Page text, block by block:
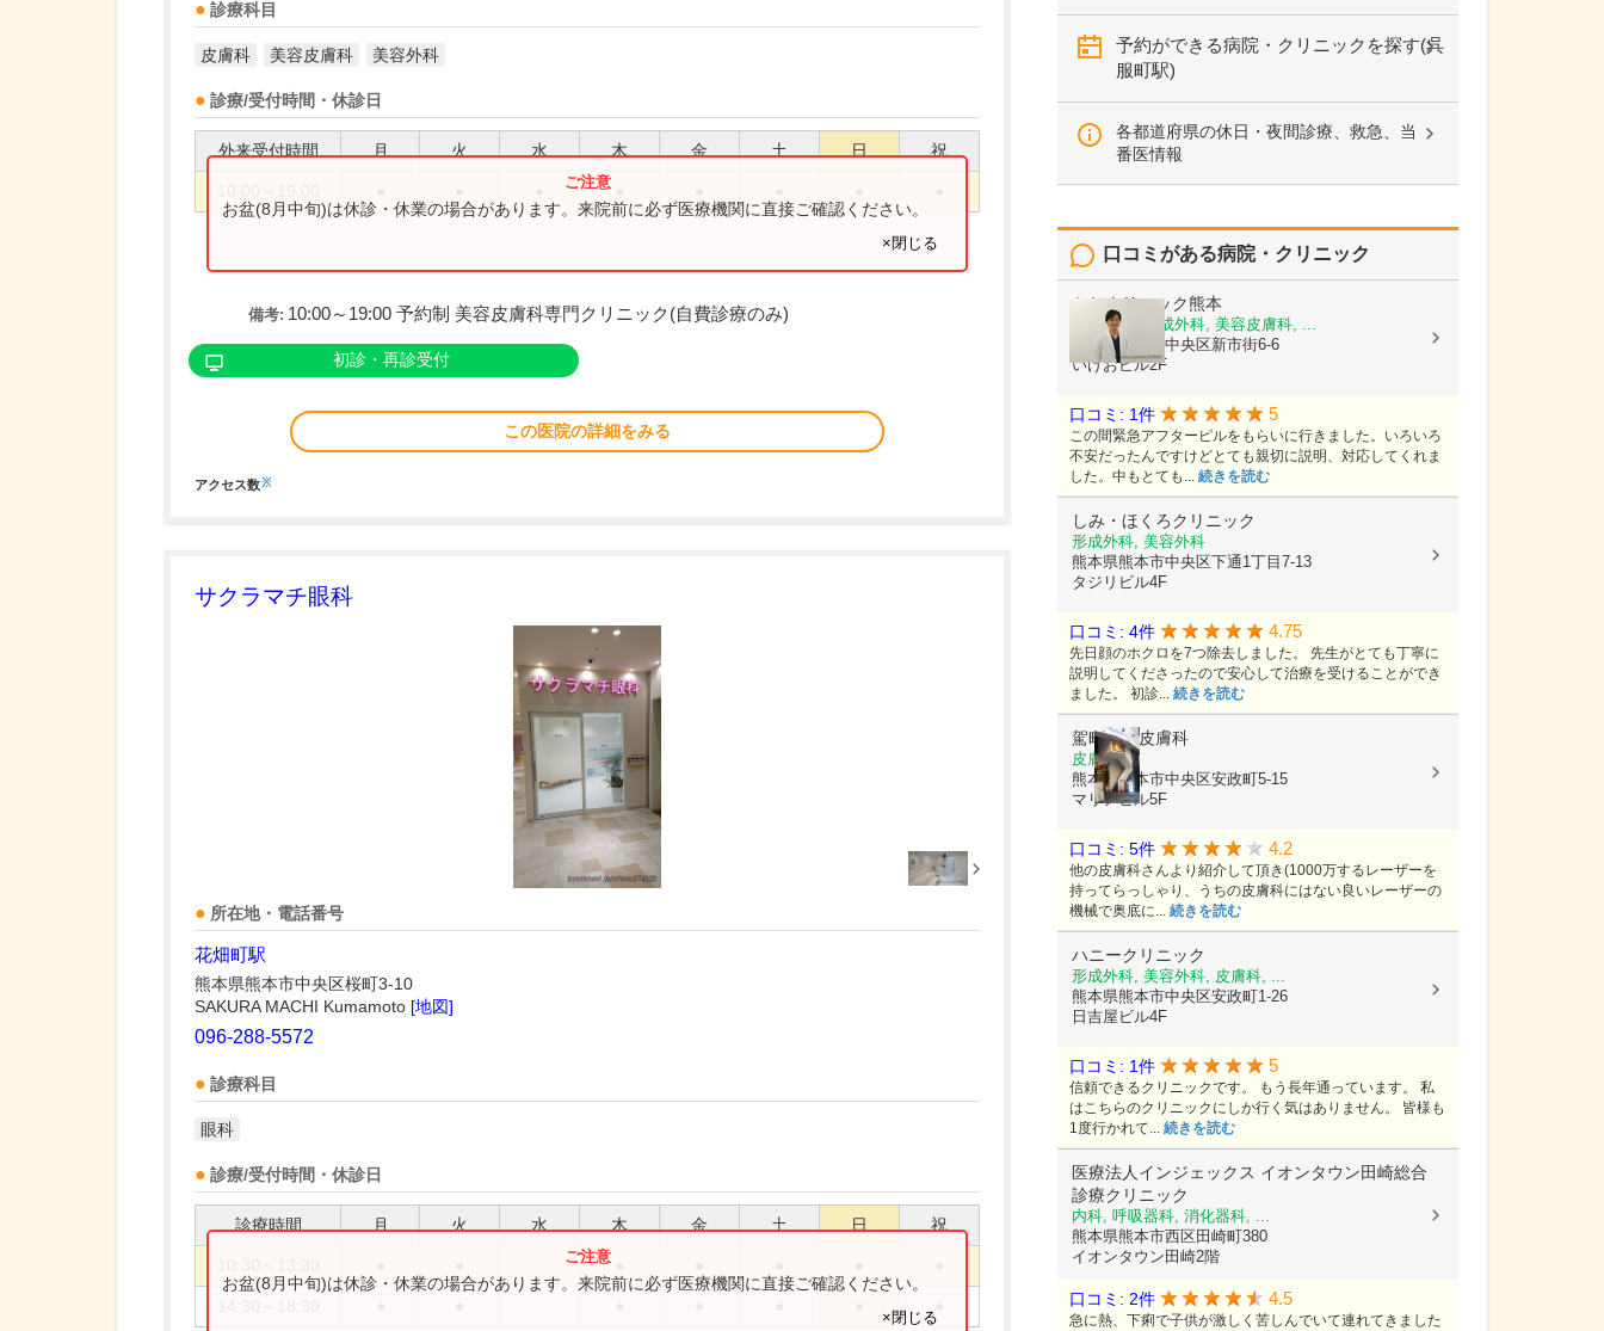
診療科目
皮膚科 美容皮膚科 美容外科
診療/受付時間・休診日
外来受付時間 月 火 水 木 金 土 日 祝
お盆(8月中旬)は休診・休業の場合があります。来院前に必ず医療機関に直接ご確認ください。
×閉じる
備考: 10:00～19:00 予約制 美容皮膚科専門クリニック(自費診療のみ)
初診・再診受付
この医院の詳細をみる
アクセス数※
サクラマチ眼科
所在地・電話番号
花畑町駅
熊本県熊本市中央区桜町3-10
SAKURA MACHI Kumamoto [地図]
096-288-5572
診療科目
眼科
診療/受付時間・休診日
診療時間 月 火 水 木 金 土 日 祝
お盆(8月中旬)は休診・休業の場合があります。来院前に必ず医療機関に直接ご確認ください。
×閉じる
予約ができる病院・クリニックを探す(呉
服町駅)
各都道府県の休日・夜間診療、救急、当
番医情報
口コミがある病院・クリニック
かじクリニック熊本
美容外科, 形成外科, 美容皮膚科, ...
熊本県熊本市中央区新市街6-6
いけおビル2F
口コミ: 1件 5
この間緊急アフターピルをもらいに行きました。いろいろ
不安だったんですけどとても親切に説明、対応してくれま
した。中もとても... 続きを読む
しみ・ほくろクリニック
形成外科, 美容外科
熊本県熊本市中央区下通1丁目7-13
タジリビル4F
口コミ: 4件 4.75
先日顔のホクロを7つ除去しました。 先生がとても丁寧に
説明してくださったので安心して治療を受けることができ
ました。 初診... 続きを読む
駕町太田皮膚科
皮膚科
熊本県熊本市中央区安政町5-15
マリアビル5F
口コミ: 5件 4.2
他の皮膚科さんより紹介して頂き(1000万するレーザーを
持ってらっしゃり、うちの皮膚科にはない良いレーザーの
機械で奥底に... 続きを読む
ハニークリニック
形成外科, 美容外科, 皮膚科, ...
熊本県熊本市中央区安政町1-26
日吉屋ビル4F
口コミ: 1件 5
信頼できるクリニックです。 もう長年通っています。 私
はこちらのクリニックにしか行く気はありません。 皆様も
1度行かれて... 続きを読む
医療法人インジェックス イオンタウン田崎総合
診療クリニック
内科, 呼吸器科, 消化器科, ...
熊本県熊本市西区田崎町380
イオンタウン田崎2階
口コミ: 2件 4.5
急に熱、下痢で子供が激しく苦しんでいて連れてきました